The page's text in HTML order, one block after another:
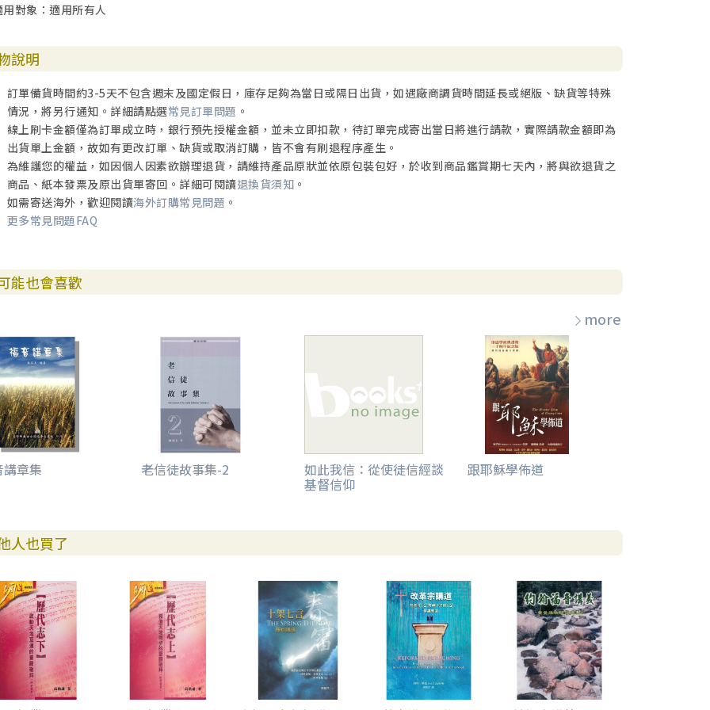
待耶穌（太10:34-42）
世的盼望（太11:2-10）
望中的盼望（太11:2-10）
國臨格，樂上加樂（太11:2-11）
生對未來的願望和期待（太11:2-11；賽35:1-10）
督對時代的審判（太11:16-24）
們當負我的軛（太11:25-30）
教、平安、事奉（太11:25-30）
帝的工作（太11:25-30）
基督裏所得的啓示（太11:25-30）
望基督卸下重擔（太11:25-30）
帝家裏的人（太12:46-50）
道方法與生命成長（太13:1-9, 18-23）
明之子——宣揚召出黑暗入光明者美德（太13:24-30, 36-43）
長、抉擇、審判（太13:31-33, 44-52）
國的成長與權能（太13:31-35）
天國裏屬靈生命的成長（太13:31-35）
穌基督為至寶（太13:44-46）
國的比喻（太13:44-50）
國福氣的尋求（太13:44-52）
恩有餘（太14:13-21）
生活中實踐上帝的誡命（太15:1-14）
南婦人的信心（太15:21-28）
極關懷與普世救恩（太15:21-28）
帝愛世人——信耶穌得救（太15:21-28）
醒（太16:5-12）
識時代的危機（太16:5-12）
會的根基和教會的權柄（太16:13-19）
帝的權能與教會的關係（太16:13-19）
信之福（太16:13-19）
用對象：適用所有人
說明
訂單備貨時間約3-5天不包含週末及國定假日，庫存足夠為當日或隔日出貨，如遇廠商調貨時間延長或絕版、缺貨等特殊
情況，將另行通知。詳細請點選常見訂單問題 。
線上刷卡金額僅為訂單成立時，銀行預先授權金額，並未立即扣款，待訂單完成寄出當日將進行請款，實際請款金額即為
出貨單上金額，故如有更改訂單、缺貨或取消訂購，皆不會有刷退程序產生。
為維護您的權益，如因個人因素欲辦理退貨，請維持產品原狀並依原包裝包好，於收到商品鑑賞期七天內，將與欲退貨之
商品、紙本發票及原出貨單寄回。詳細可閱讀退換貨須知 。
如需寄送海外，歡迎閱讀海外訂購常見問題 。
更多常見問題FAQ
能也會喜歡
more
章集 老信徒故事集-2 如此我信：從使徒信經談
基督信仰
跟耶穌學佈道
人也買了